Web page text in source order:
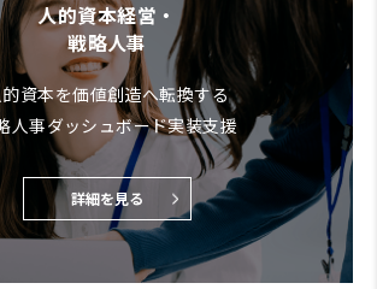
人的資本経営・
戦略人事
的資本を価値創造へ転換する
人事ダッシュボード実装支援
詳細を見る